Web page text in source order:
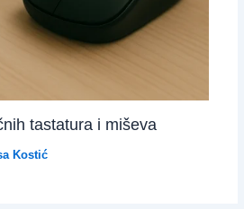
tastatura i miševa
Kostić